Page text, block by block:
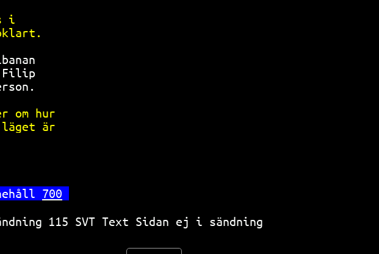
i
oklart.
Filip
om hur
läget är
700
115 SVT Text Sidan ej i sändning